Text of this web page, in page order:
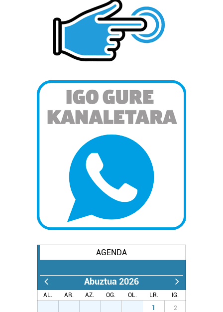
AGENDA
Abuztua 2026
AL. AR. AZ. OG. OL. LR.
IG.
1 2